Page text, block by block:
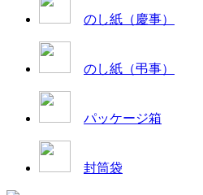
のし紙（慶事）
のし紙（弔事）
パッケージ箱
封筒袋